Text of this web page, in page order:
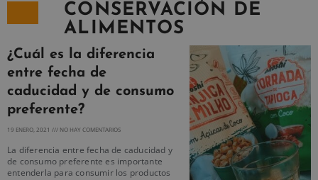
CONSERVACIÓN DE
ALIMENTOS
¿Cuál es la diferencia
entre fecha de
caducidad y de consumo
preferente?
19 ENERO, 2021 NO HAY COMENTARIOS
La diferencia entre fecha de caducidad y
de consumo preferente es importante
entenderla para consumir los productos